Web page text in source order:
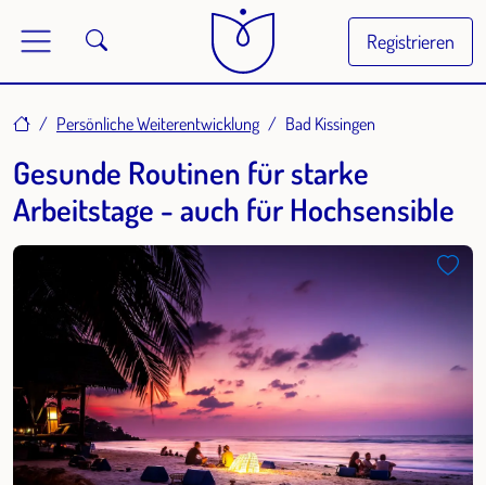
Registrieren
HomePersönliche Weiterentwicklung Bad Kissingen
Gesunde Routinen für starke
Arbeitstage - auch für Hochsensible